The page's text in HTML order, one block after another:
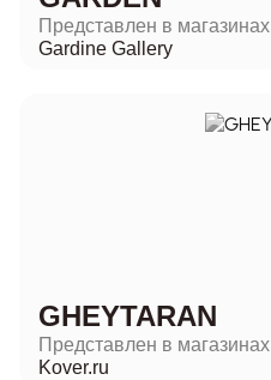
Представлен в магазинах
Gardine Gallery
GHEYTARAN
Представлен в магазинах
Kover.ru